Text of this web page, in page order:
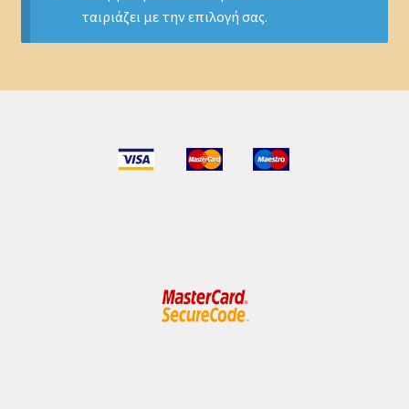
ταιριάζει με την επιλογή σας.